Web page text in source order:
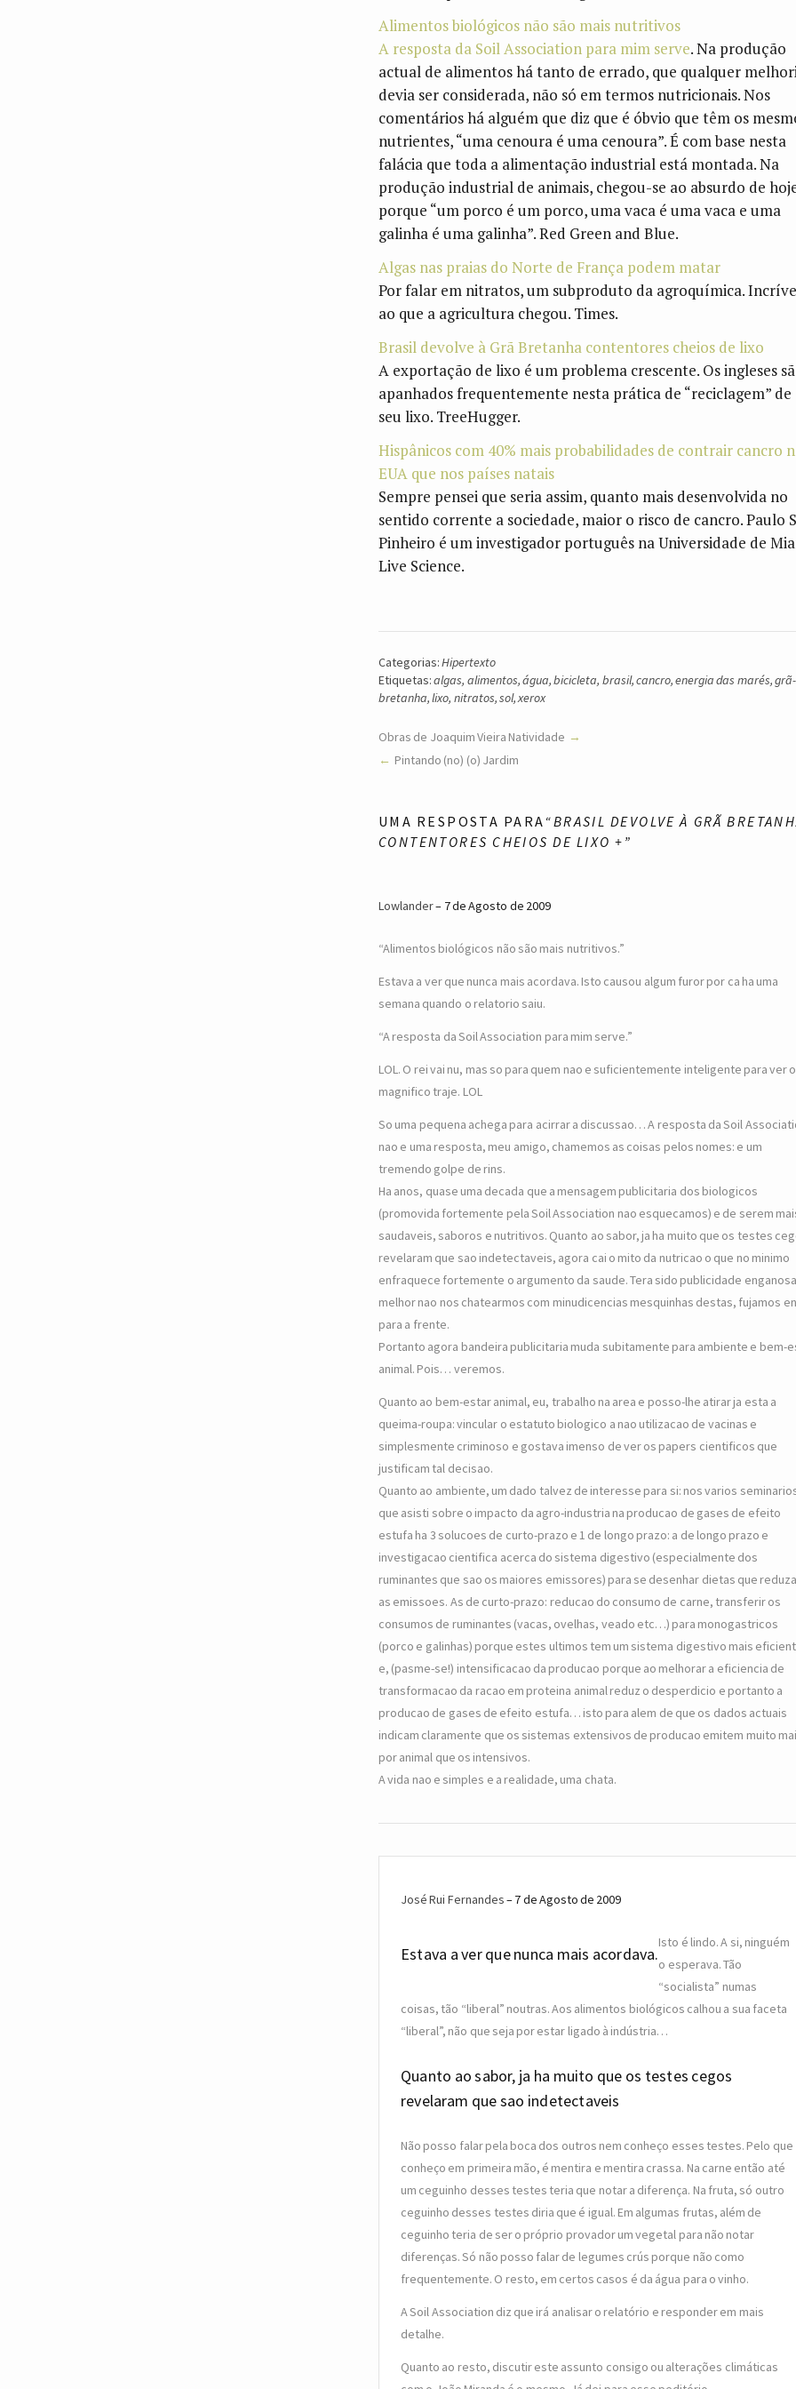
Alimentos biológicos não são mais nutritivos
A resposta da Soil Association para mim serve. Na produção
actual de alimentos há tanto de errado, que qualquer
devia ser considerada, não só em termos nutricionais. Nos
comentários há alguém que diz que é óbvio que têm os
nutrientes, “uma cenoura é uma cenoura”. É com base nesta
falácia que toda a alimentação industrial está montada. Na
produção industrial de animais, chegou-se ao absurdo de
porque “um porco é um porco, uma vaca é uma vaca e uma
galinha é uma galinha”. Red Green and Blue.
Algas nas praias do Norte de França podem matar
Por falar em nitratos, um subproduto da agroquímica.
ao que a agricultura chegou. Times.
Brasil devolve à Grã Bretanha contentores cheios de lixo
A exportação de lixo é um problema crescente. Os ingleses
apanhados frequentemente nesta prática de “reciclagem” de
seu lixo. TreeHugger.
Hispânicos com 40% mais probabilidades de contrair cancro
EUA que nos países natais
Sempre pensei que seria assim, quanto mais desenvolvida no
sentido corrente a sociedade, maior o risco de cancro. Paulo
Pinheiro é um investigador português na Universidade de
Live Science.
Categorias:Hipertexto
Etiquetas:algas, alimentos,água,bicicleta, brasil,cancro,energia das marés,grã-
bretanha,lixo, nitratos,sol,xerox
Obras de Joaquim Vieira Natividade
Pintando (no) (o) Jardim
UMA RESPOSTA PARA“BRASIL DEVOLVE À GRÃ
CONTENTORES CHEIOS DE LIXO +”
Lowlander 7 de Agosto de 2009
“Alimentos biológicos não são mais nutritivos.”
Estava a ver que nunca mais acordava. Isto causou algum furor por ca ha uma
semana quando o relatorio saiu.
“A resposta da Soil Association para mim serve.”
LOL. O rei vai nu, mas so para quem nao e suficientemente inteligente para ver o
magnifico traje. LOL
So uma pequena achega para acirrar a discussao… A resposta da Soil
nao e uma resposta, meu amigo, chamemos as coisas pelos nomes: e um
tremendo golpe de rins.
Ha anos, quase uma decada que a mensagem publicitaria dos biologicos
(promovida fortemente pela Soil Association nao esquecamos) e de serem
saudaveis, saboros e nutritivos. Quanto ao sabor, ja ha muito que os testes
revelaram que sao indetectaveis, agora cai o mito da nutricao o que no minimo
enfraquece fortemente o argumento da saude. Tera sido publicidade
melhor nao nos chatearmos com minudicencias mesquinhas destas, fujamos
para a frente.
Portanto agora bandeira publicitaria muda subitamente para ambiente e bem-
animal. Pois… veremos.
Quanto ao bem-estar animal, eu, trabalho na area e posso-lhe atirar ja esta a
queima-roupa: vincular o estatuto biologico a nao utilizacao de vacinas e
simplesmente criminoso e gostava imenso de ver os papers cientificos que
justificam tal decisao.
Quanto ao ambiente, um dado talvez de interesse para si: nos varios
que asisti sobre o impacto da agro-industria na producao de gases de efeito
estufa ha 3 solucoes de curto-prazo e 1 de longo prazo: a de longo prazo e
investigacao cientifica acerca do sistema digestivo (especialmente dos
ruminantes que sao os maiores emissores) para se desenhar dietas que
as emissoes. As de curto-prazo: reducao do consumo de carne, transferir os
consumos de ruminantes (vacas, ovelhas, veado etc…) para monogastricos
(porco e galinhas) porque estes ultimos tem um sistema digestivo mais
e, (pasme-se!) intensificacao da producao porque ao melhorar a eficiencia de
transformacao da racao em proteina animal reduz o desperdicio e portanto a
producao de gases de efeito estufa… isto para alem de que os dados actuais
indicam claramente que os sistemas extensivos de producao emitem muito
por animal que os intensivos.
A vida nao e simples e a realidade, uma chata.
José Rui Fernandes 7 de Agosto de 2009
Estava a ver que nunca mais acordava.
Isto é lindo. A si, ninguém
o esperava. Tão
“socialista” numas
coisas, tão “liberal” noutras. Aos alimentos biológicos calhou a sua faceta
“liberal”, não que seja por estar ligado à indústria…
Quanto ao sabor, ja ha muito que os testes cegos
revelaram que sao indetectaveis
Não posso falar pela boca dos outros nem conheço esses testes. Pelo que
conheço em primeira mão, é mentira e mentira crassa. Na carne então até
um ceguinho desses testes teria que notar a diferença. Na fruta, só outro
ceguinho desses testes diria que é igual. Em algumas frutas, além de
ceguinho teria de ser o próprio provador um vegetal para não notar
diferenças. Só não posso falar de legumes crús porque não como
frequentemente. O resto, em certos casos é da água para o vinho.
A Soil Association diz que irá analisar o relatório e responder em mais
detalhe.
Quanto ao resto, discutir este assunto consigo ou alterações climáticas